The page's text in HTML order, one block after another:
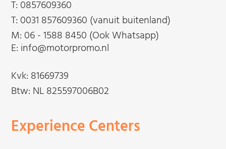
T: 0857609360
T: 0031 857609360 (vanuit buitenland)
M: 06 - 1588 8450 (Ook Whatsapp)
E: info@motorpromo.nl
Kvk: 81669739
Btw: NL 825597006B02
Experience Centers